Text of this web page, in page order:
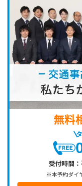
無料
受付時間：
※本予約ダイ